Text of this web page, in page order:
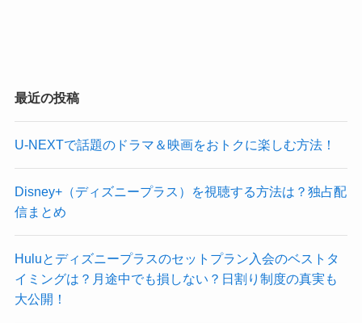
最近の投稿
U-NEXTで話題のドラマ＆映画をおトクに楽しむ方法！
Disney+（ディズニープラス）を視聴する方法は？独占配
信まとめ
Huluとディズニープラスのセットプラン入会のベストタ
イミングは？月途中でも損しない？日割り制度の真実も
大公開！